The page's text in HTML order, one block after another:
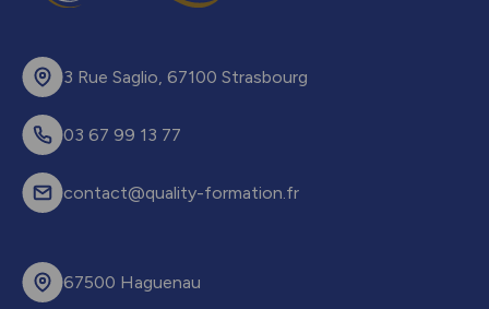
3 Rue Saglio, 67100 Strasbourg
03 67 99 13 77
contact@quality-formation.fr
67500 Haguenau